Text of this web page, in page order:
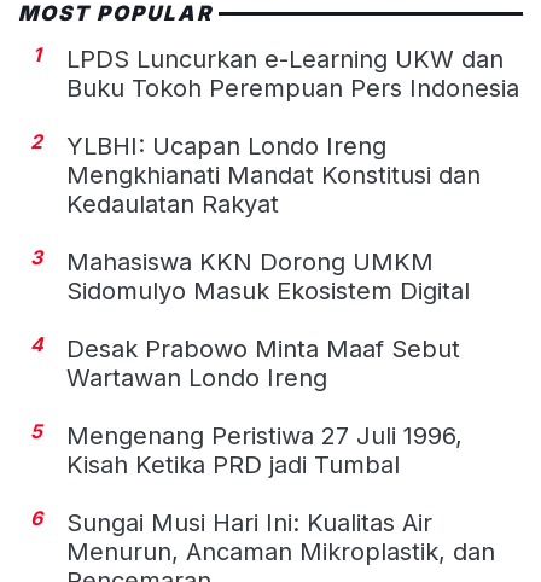
MOST POPULAR
1
LPDS Luncurkan e-Learning UKW dan
Buku Tokoh Perempuan Pers Indonesia
2
YLBHI: Ucapan Londo Ireng
Mengkhianati Mandat Konstitusi dan
Kedaulatan Rakyat
3
Mahasiswa KKN Dorong UMKM
Sidomulyo Masuk Ekosistem Digital
4
Desak Prabowo Minta Maaf Sebut
Wartawan Londo Ireng
5
Mengenang Peristiwa 27 Juli 1996,
Kisah Ketika PRD jadi Tumbal
6
Sungai Musi Hari Ini: Kualitas Air
Menurun, Ancaman Mikroplastik, dan